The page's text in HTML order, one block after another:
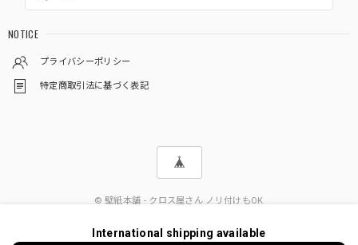
NOTICE
プライバシーポリシー
特定商取引法に基づく表記
© 壁紙本舗 - クロス屋さん ノリ付けもOK
International shipping available
ショップに質問する